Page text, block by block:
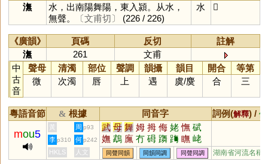
潕
水，出南陽舞陽，東入潁。从水，
無聲。
〔文甫切〕 (226 / 226)
水 𤅅
《廣韻》 頁碼 反切
註解
潕
261
文甫
中
古
音
聲母 清濁 部位 聲調 韻攝 韻目 開合
等第
微
次濁 唇 上 遇 虞/麌 合 三
粵語音節 & 根據 同音字 詞例(解釋) /
mou5
黃 周 p93 武 母 舞 姆 拇 侮 姥 憮 碔
嫵 鵡 廡 冇 砪 躌 踇 瞴 峔
茻 堥 倵 甒 膴 嘸 鉧
李 p310 何 p242
HKLS 人文 同聲同韻 同韻同調 同聲同調 湖南省河流名稱